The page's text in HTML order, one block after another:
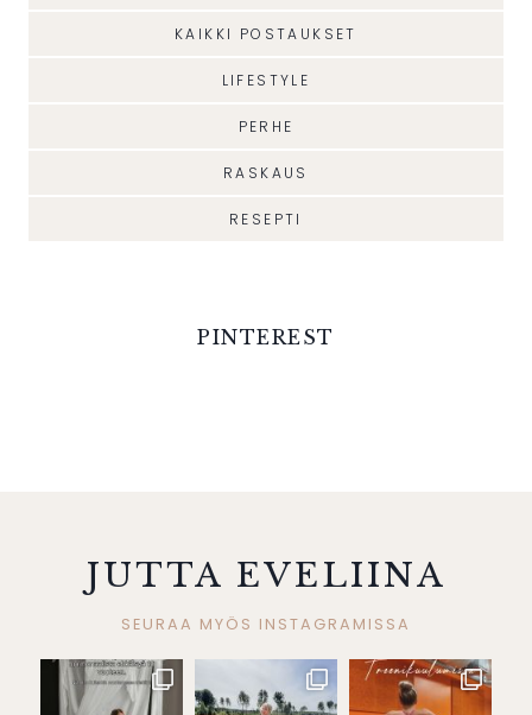
KAIKKI POSTAUKSET
LIFESTYLE
PERHE
RASKAUS
RESEPTI
PINTEREST
JUTTA EVELIINA
SEURAA MYÖS INSTAGRAMISSA